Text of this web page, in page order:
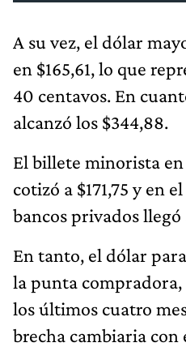
A su vez, el dólar
en $165,61, lo que
40 centavos. En
alcanzó los $344,88.
El billete minorista en
cotizó a $171,75 y en
bancos privados llegó
En tanto, el dólar
la punta compradora,
los últimos cuatro
brecha cambiaria